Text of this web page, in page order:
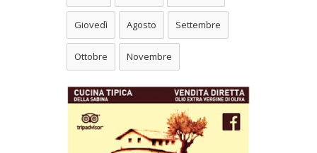
Giovedì Agosto Settembre
Ottobre Novembre